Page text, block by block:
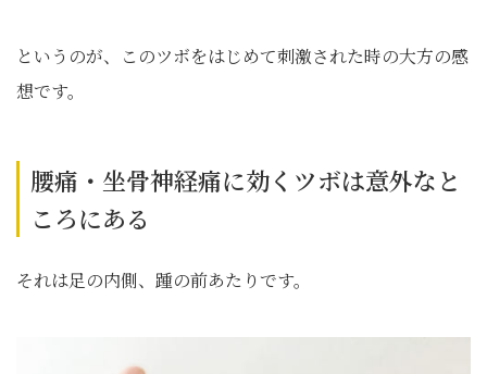
というのが、このツボをはじめて刺激された時の大方の感
想です。
腰痛・坐骨神経痛に効くツボは意外なと
ころにある
それは足の内側、踵の前あたりです。